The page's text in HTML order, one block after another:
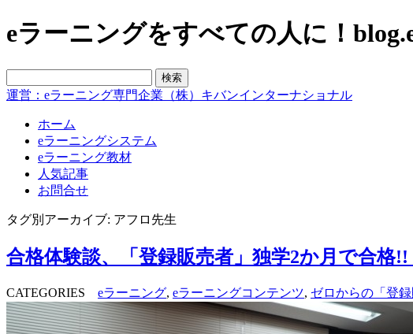
eラーニングをすべての人に！
運営：eラーニング専門企業（株）キバンインターナショナル
ホーム
eラーニングシステム
eラーニング教材
人気記事
お問合せ
タグ別アーカイブ: アフロ先生
合格体験談、「登録販売者」独学2か月で合格
CATEGORIES eラーニング, eラーニングコンテンツ, ゼロからの「登